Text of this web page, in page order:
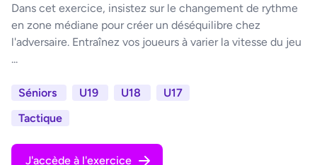
Dans cet exercice, insistez sur le changement de rythme
en zone médiane pour créer un déséquilibre chez
l'adversaire. Entraînez vos joueurs à varier la vitesse du jeu
...
Séniors U19 U18
U17
Tactique
J'accède à l'exercice